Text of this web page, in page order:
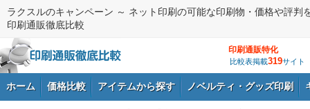
ラクスルのキャンペーン ～ ネット印刷の可能な印刷物・価格や評判
印刷通販徹底比較
印刷通販特化
比較表掲載319サイト
ホーム 価格比較 アイテムから探す ノベルティ・グッズ印刷